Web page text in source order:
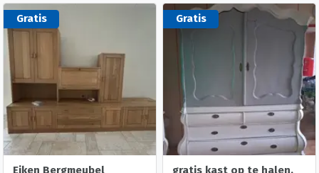
Gratis
Eiken Bergmeubel
Gratis
gratis kast op te halen.